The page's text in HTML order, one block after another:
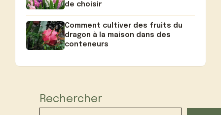
de choisir
Comment cultiver des fruits du
dragon à la maison dans des
conteneurs
Rechercher